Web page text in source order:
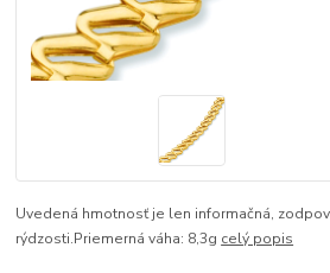
Uvedená hmotnosť je len informačná,
rýdzosti.Priemerná váha: 8,3g celý popis